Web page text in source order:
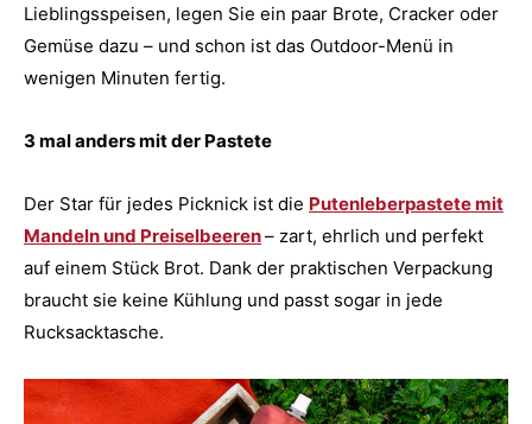
Lieblingsspeisen, legen Sie ein paar Brote, Cracker oder
Gemüse dazu – und schon ist das Outdoor-Menü in
wenigen Minuten fertig.
3 mal anders mit der Pastete
Der Star für jedes Picknick ist die Putenleberpastete mit
Mandeln und Preiselbeeren– zart, ehrlich und perfekt
auf einem Stück Brot. Dank der praktischen Verpackung
braucht sie keine Kühlung und passt sogar in jede
Rucksacktasche.